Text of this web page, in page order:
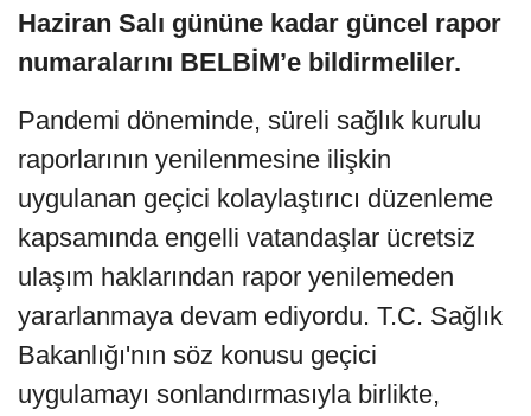
Haziran Salı gününe kadar güncel rapor
numaralarını BELBİM’e bildirmeliler.
Pandemi döneminde, süreli sağlık kurulu
raporlarının yenilenmesine ilişkin
uygulanan geçici kolaylaştırıcı düzenleme
kapsamında engelli vatandaşlar ücretsiz
ulaşım haklarından rapor yenilemeden
yararlanmaya devam ediyordu. T.C. Sağlık
Bakanlığı'nın söz konusu geçici
uygulamayı sonlandırmasıyla birlikte,